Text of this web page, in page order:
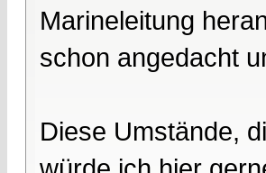
Marineleitung
schon angedacht
Diese Umstände,